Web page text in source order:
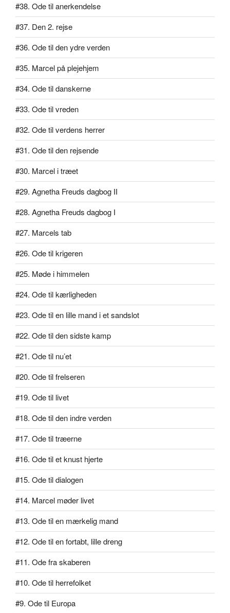
#38. Ode til anerkendelse
#37. Den 2. rejse
#36. Ode til den ydre verden
#35. Marcel på plejehjem
#34. Ode til danskerne
#33. Ode til vreden
#32. Ode til verdens herrer
#31. Ode til den rejsende
#30. Marcel i træet
#29. Agnetha Freuds dagbog II
#28. Agnetha Freuds dagbog I
#27. Marcels tab
#26. Ode til krigeren
#25. Møde i himmelen
#24. Ode til kærligheden
#23. Ode til en lille mand i et sandslot
#22. Ode til den sidste kamp
#21. Ode til nu’et
#20. Ode til frelseren
#19. Ode til livet
#18. Ode til den indre verden
#17. Ode til træerne
#16. Ode til et knust hjerte
#15. Ode til dialogen
#14. Marcel møder livet
#13. Ode til en mærkelig mand
#12. Ode til en fortabt, lille dreng
#11. Ode fra skaberen
#10. Ode til herrefolket
#9. Ode til Europa